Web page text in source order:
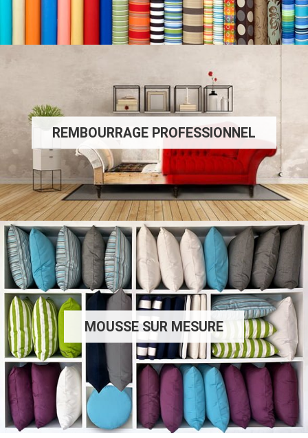
REMBOURRAGE PROFESSIONNEL
MOUSSE SUR MESURE